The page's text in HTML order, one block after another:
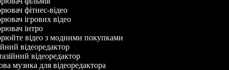
фітнес-відео
ігрових відео
інтро
відео з модними покупками
відеоредактор
відеоредактор
музика для відеоредактора